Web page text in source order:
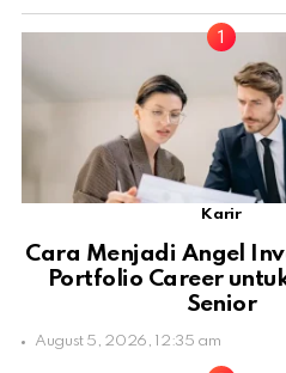
Karir
Cara Menjadi Angel
Portfolio Career
Senior
August 5, 2026, 12:35 am